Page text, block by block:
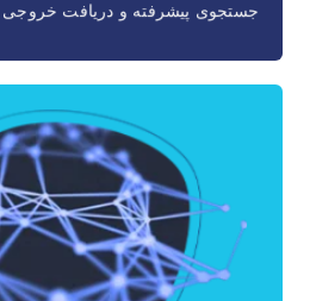
جستجوی پیشرفته و دریافت خروجی